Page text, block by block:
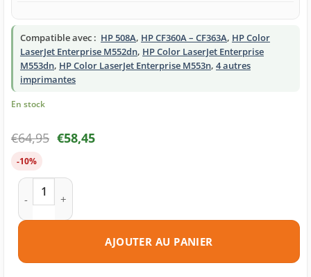
Compatible avec : HP 508A, HP CF360A – CF363A, HP Color
LaserJet Enterprise M552dn, HP Color LaserJet Enterprise
M553dn, HP Color LaserJet Enterprise M553n, 4 autres
imprimantes
En stock
€64,95 €58,45
-10%
quantité de Toner compatible HP 508A (CF363A) magenta
AJOUTER AU PANIER